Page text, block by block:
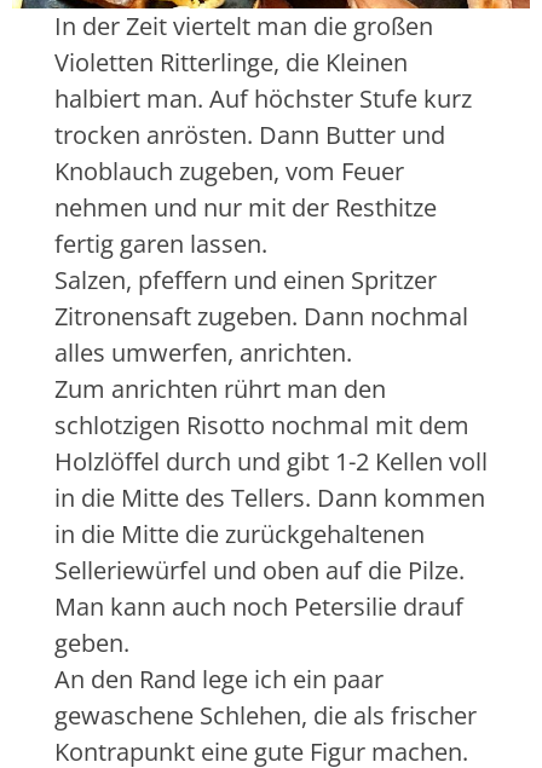
In der Zeit viertelt man die großen
Violetten Ritterlinge, die Kleinen
halbiert man. Auf höchster Stufe kurz
trocken anrösten. Dann Butter und
Knoblauch zugeben, vom Feuer
nehmen und nur mit der Resthitze
fertig garen lassen.
Salzen, pfeffern und einen Spritzer
Zitronensaft zugeben. Dann nochmal
alles umwerfen, anrichten.
Zum anrichten rührt man den
schlotzigen Risotto nochmal mit dem
Holzlöffel durch und gibt 1-2 Kellen voll
in die Mitte des Tellers. Dann kommen
in die Mitte die zurückgehaltenen
Selleriewürfel und oben auf die Pilze.
Man kann auch noch Petersilie drauf
geben.
An den Rand lege ich ein paar
gewaschene Schlehen, die als frischer
Kontrapunkt eine gute Figur machen.